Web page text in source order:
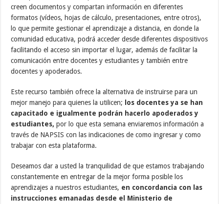
creen documentos y compartan información en diferentes
formatos (vídeos, hojas de cálculo, presentaciones, entre otros),
lo que permite gestionar el aprendizaje a distancia, en donde la
comunidad educativa, podrá acceder desde diferentes dispositivos
facilitando el acceso sin importar el lugar, además de facilitar la
comunicación entre docentes y estudiantes y también entre
docentes y apoderados.
Este recurso también ofrece la alternativa de instruirse para un
mejor manejo para quienes la utilicen;
los docentes ya se han
capacitado e igualmente podrán hacerlo apoderados y
estudiantes, por lo que esta semana enviaremos información a
través de NAPSIS con las indicaciones de como ingresar y como
trabajar con esta plataforma.
Deseamos dar a usted la tranquilidad de que estamos trabajando
constantemente en entregar de la mejor forma posible los
aprendizajes a nuestros estudiantes, en concordancia con las
instrucciones emanadas desde el Ministerio de